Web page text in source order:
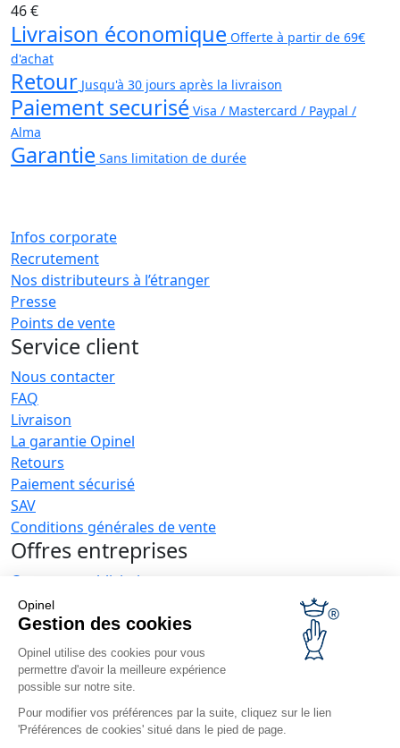
Opinel
Gestion des cookies
Opinel utilise des cookies pour vous
permettre d'avoir la meilleure expérience
possible sur notre site.
Pour modifier vos préférences par la suite, cliquez sur le lien
'Préférences de cookies' situé dans le pied de page.
46 €
Livraison économique Offerte à partir de 69€
d'achat
Retour Jusqu'à 30 jours après la livraison
Paiement securisé Visa / Mastercard / Paypal /
Alma
Garantie Sans limitation de durée
Infos corporate
Recrutement
Nos distributeurs à l’étranger
Presse
Points de vente
Service client
Nous contacter
FAQ
Livraison
La garantie Opinel
Retours
Paiement sécurisé
SAV
Conditions générales de vente
Offres entreprises
Couteaux publicitaires
Restaurateurs
Opinel News
Recevoir les actualités
Retrouvez-nous